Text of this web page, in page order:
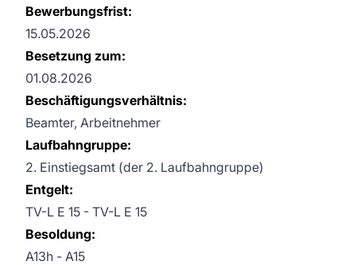
Bewerbungsfrist:
15.05.2026
Besetzung zum:
01.08.2026
Beschäftigungsverhältnis:
Beamter, Arbeitnehmer
Laufbahngruppe:
2. Einstiegsamt (der 2. Laufbahngruppe)
Entgelt:
TV-L E 15 - TV-L E 15
Besoldung:
A13h - A15